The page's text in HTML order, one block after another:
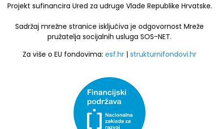
Projekt sufinancira Ured za udruge Vlade Republike Hrvatske.
Sadržaj mrežne stranice isključiva je odgovornost Mreže
pružatelja socijalnih usluga SOS-NET.
Za više o EU fondovima: esf.hr | strukturnifondovi.hr